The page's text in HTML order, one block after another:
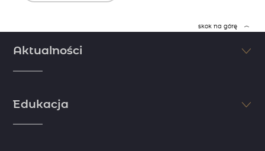
skok na górę
Aktualności
doniesienia dzięki komentarzom i artykułom naszych ekspertów.
zobacz więcej
Edukacja